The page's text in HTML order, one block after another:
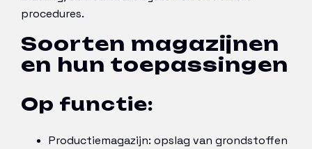
procedures.
Soorten magazijnen
en hun toepassingen
Op functie:
Productiemagazijn: opslag van grondstoffen